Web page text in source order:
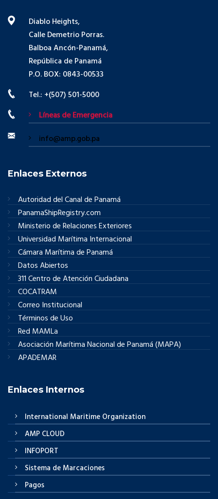
Diablo Heights,
Calle Demetrio Porras.
Balboa Ancón-Panamá,
República de Panamá
P.O. BOX: 0843-00533
Tel.: +(507) 501-5000
Líneas de Emergencia
info@amp.gob.pa
Enlaces Externos
Autoridad del Canal de Panamá
PanamaShipRegistry.com
Ministerio de Relaciones Exteriores
Universidad Marítima Internacional
Cámara Marítima de Panamá
Datos Abiertos
311 Centro de Atención Ciudadana
COCATRAM
Correo Institucional
Términos de Uso
Red MAMLa
Asociación Marítima Nacional de Panamá (MAPA)
APADEMAR
Enlaces Internos
International Maritime Organization
AMP CLOUD
INFOPORT
Sistema de Marcaciones
Pagos